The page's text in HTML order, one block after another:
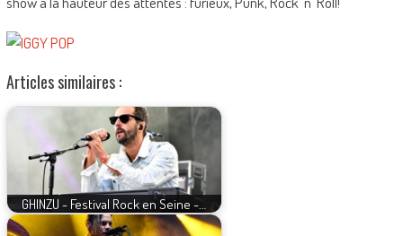
Articles similaires :
GHINZU - Festival Rock en Seine -…